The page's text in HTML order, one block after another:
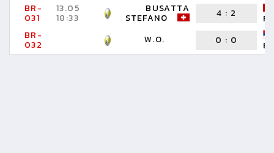
BR-
031
13.05
18:33
BUSATTA
STEFANO 4 : 2
BR-
032 W.O. 0 : 0